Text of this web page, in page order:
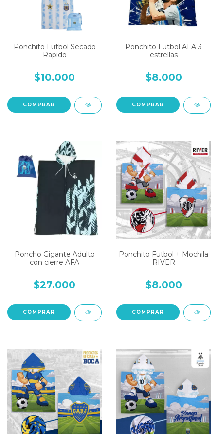
Ponchito Futbol Secado
Rapido
$10.000
COMPRAR
Ponchito Futbol AFA 3
estrellas
$8.000
COMPRAR
Poncho Gigante Adulto
con cierre AFA
$27.000
Ponchito Futbol + Mochila
RIVER
$8.000
COMPRAR